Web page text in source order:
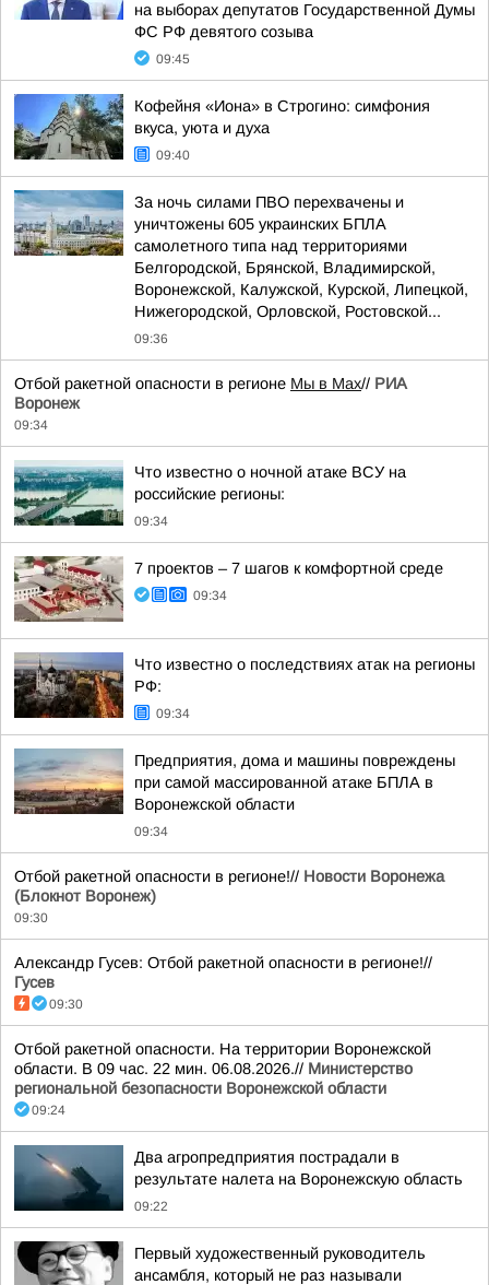
на выборах депутатов Государственной Думы
ФС РФ девятого созыва
09:45
Кофейня «Иона» в Строгино: симфония
вкуса, уюта и духа
09:40
За ночь силами ПВО перехвачены и
уничтожены 605 украинских БПЛА
самолетного типа над территориями
Белгородской, Брянской, Владимирской,
Воронежской, Калужской, Курской, Липецкой,
Нижегородской, Орловской, Ростовской...
09:36
Отбой ракетной опасности в регионе Мы в Мах// РИА
Воронеж
09:34
Что известно о ночной атаке ВСУ на
российские регионы:
09:34
7 проектов – 7 шагов к комфортной среде
09:34
Что известно о последствиях атак на регионы
РФ:
09:34
Предприятия, дома и машины повреждены
при самой массированной атаке БПЛА в
Воронежской области
09:34
Отбой ракетной опасности в регионе!// Новости Воронежа
(Блокнот Воронеж)
09:30
Александр Гусев: Отбой ракетной опасности в регионе!//
Гусев
09:30
Отбой ракетной опасности. На территории Воронежской
области. В 09 час. 22 мин. 06.08.2026.// Министерство
региональной безопасности Воронежской области
09:24
Два агропредприятия пострадали в
результате налета на Воронежскую область
09:22
Первый художественный руководитель
ансамбля, который не раз называли